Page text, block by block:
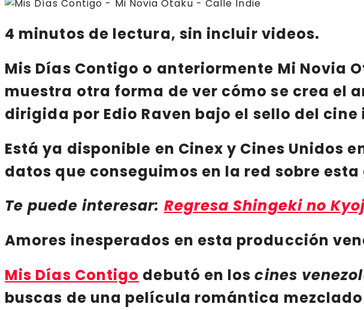
4 minutos de lectura, sin incluir videos.
Mis Días Contigo o anteriormente Mi Novia
muestra otra forma de ver cómo se crea el
dirigida por Edio Raven bajo el sello del cine
Está ya disponible en Cinex y Cines Unidos
datos que conseguimos en la red sobre esta
Te puede interesar: Regresa Shingeki no
Amores inesperados en esta producción
Mis Días Contigo debutó en loscines
buscas de una película romántica mezclado